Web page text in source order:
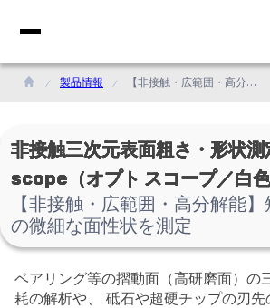
製品情報 【非接触・広範囲・高分解能】短時間でワークの微細な面性状を測定
非接触三次元表面粗さ・形状
scope（オプト スコープ／白色
【非接触・広範囲・高分解能
の微細な面性状を測定
ベアリング等の摺動面（高研磨面）の
耗の解析や、 砥石や超硬チップの刃先